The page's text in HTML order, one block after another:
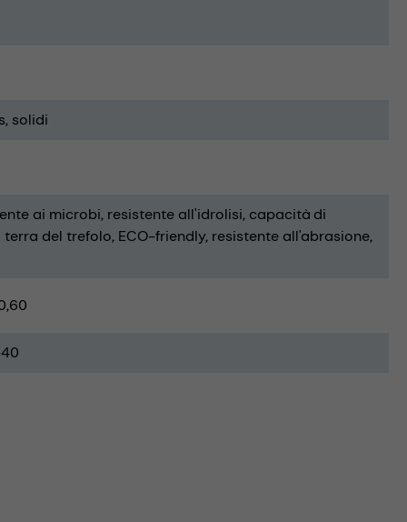
solidi
ai microbi resistente all'idrolisi capacità di
terra del trefolo ECO-friendly resistente all'abrasione